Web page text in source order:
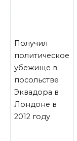
Получил
политическое
убежище в
посольстве
Эквадора в
Лондоне в
2012 году